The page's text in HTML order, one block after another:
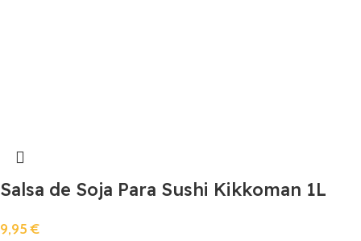
Salsa de Soja Para Sushi Kikkoman 1L
9,95€